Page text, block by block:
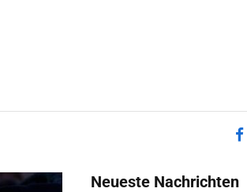
Neueste Nachrichten